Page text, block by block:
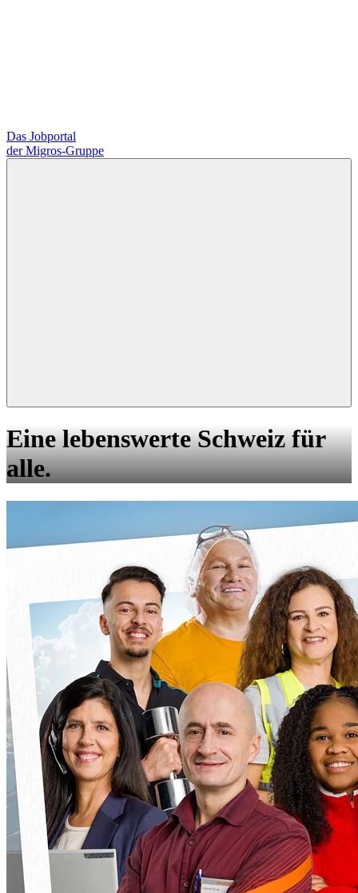
Das Jobportal
der Migros-Gruppe
Eine lebenswerte Schweiz für
alle.